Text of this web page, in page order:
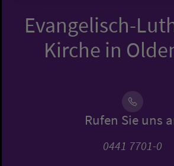
Evangelisch-
Kirche in
Rufen Sie uns
0441 7701-0